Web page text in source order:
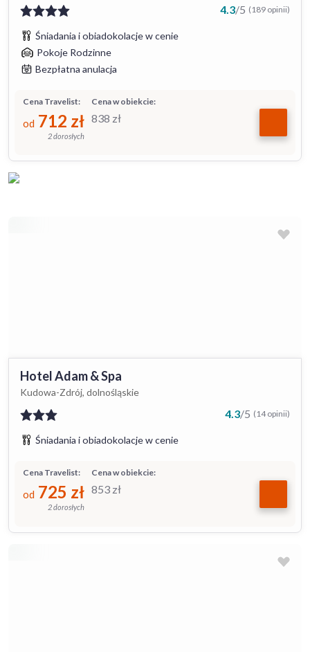
4.3/5 (189 opinii)
Śniadania i obiadokolacje w cenie
Pokoje Rodzinne
Bezpłatna anulacja
Cena w obiekcie:
838 zł
Cena Travelist:
od 712 zł
2 dorosłych
Hotel Adam & Spa
Kudowa-Zdrój, dolnośląskie
4.3/5 (14 opinii)
Śniadania i obiadokolacje w cenie
Cena w obiekcie:
853 zł
Cena Travelist:
od 725 zł
2 dorosłych